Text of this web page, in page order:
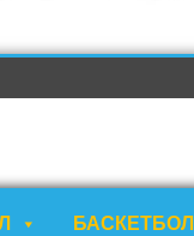
БАСКЕТБОЛ